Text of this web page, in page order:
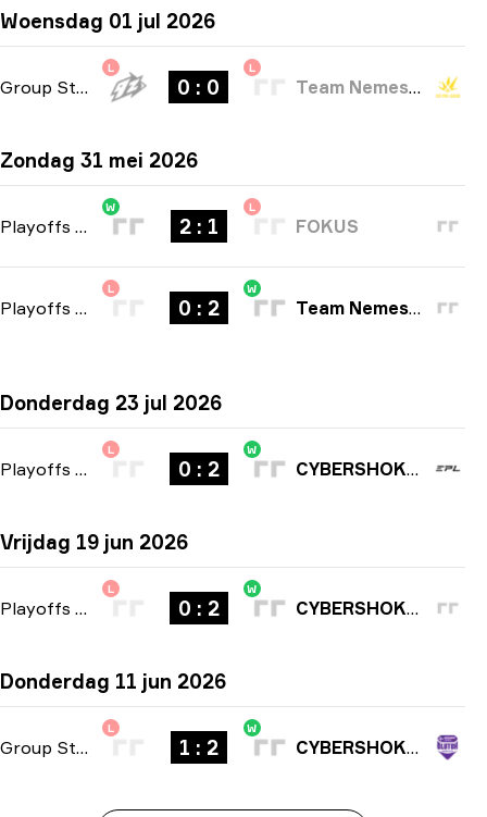
Woensdag 01 jul 2026
Group Stage -bo1
L
0 : 0
L
Team Nemesis
Zondag 31 mei 2026
Playoffs bo3
W
2 : 1
L
FOKUS
Playoffs
L
0 : 2
W
Team Nemesis
Donderdag 23 jul 2026
Playoffs
L
0 : 2
W
CYBERSHOKE Esports
Vrijdag 19 jun 2026
Playoffs
L
0 : 2
W
CYBERSHOKE Esports
Donderdag 11 jun 2026
Group Stage
L
1 : 2
W
CYBERSHOKE Esports